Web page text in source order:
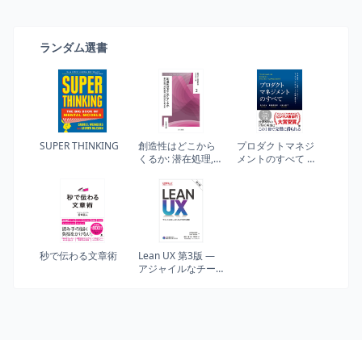
ランダム選書
SUPER THINKING
創造性はどこから
くるか: 潜在処理,外
考える (越境する認
知科学)
プロダクトマネジ
メントのすべて 事
秒で伝わる文章術
Lean UX 第3版 ―
アジャイルなチー